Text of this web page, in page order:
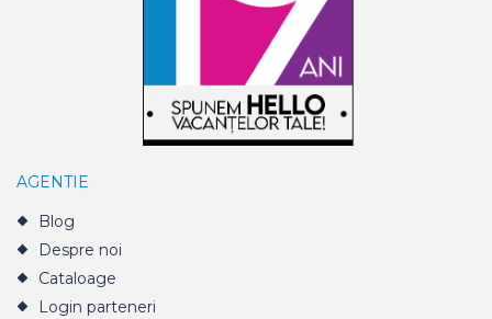
AGENTIE
Blog
Despre noi
Cataloage
Login parteneri